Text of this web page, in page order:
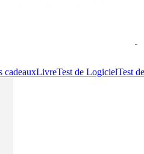
cadeauxLivreTest de LogicielTest